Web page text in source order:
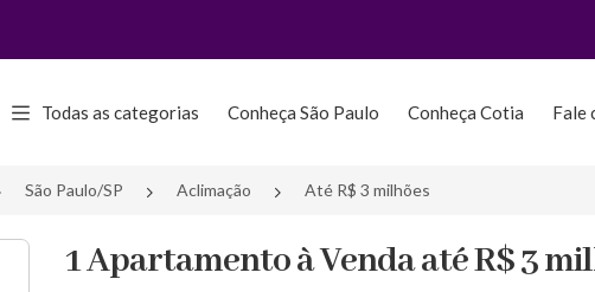
Todas as categorias Conheça São Paulo Conheça Cotia Fale
São Paulo/SP Aclimação Até R$ 3 milhões
1 Apartamento à Venda até R$ 3